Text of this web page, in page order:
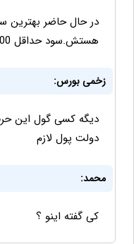
در حال حاضر بهترین
هستش.سود حداقل 300 درصدی تا پایان سال.
زخمی بورس:
دیگه کسی گول این
دولت پول لازم
محمد:
کی گفته اینو ؟